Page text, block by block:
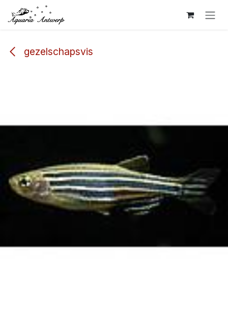
Overslaan naar inhoud
gezelschapsvis